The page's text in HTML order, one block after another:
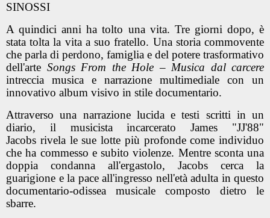
SINOSSI
A quindici anni ha tolto una vita. Tre giorni dopo, è
stata tolta la vita a suo fratello. Una storia commovente
che parla di perdono, famiglia e del potere trasformativo
dell'arte Songs From the Hole – Musica dal carcere
intreccia musica e narrazione multimediale con un
innovativo album visivo in stile documentario.
Attraverso una narrazione lucida e testi scritti in un
diario, il musicista incarceratoJames "JJ'88"
Jacobs rivela le sue lotte più profonde come individuo
che ha commesso e subito violenze. Mentre sconta una
doppia condanna all'ergastolo, Jacobs cerca la
guarigione e la pace all'ingresso nell'età adulta in questo
documentario-odissea musicale composto dietro le
sbarre.